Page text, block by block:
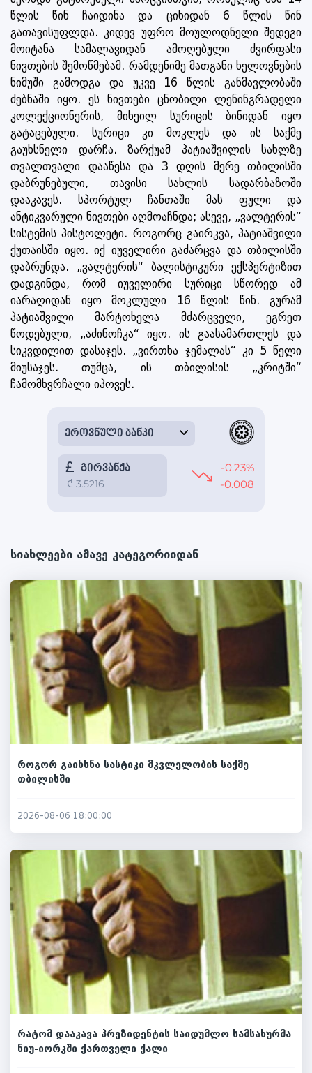
წლის წინ ჩაიდინა და ციხიდან 6 წლის წინ
გათავისუფლდა. კიდევ უფრო მოულოდნელი შედეგი
მოიტანა სამალავიდან ამოღებული ძვირფასი
ნივთების შემოწმებამ. რამდენიმე მათგანი ხელოვნების
ნიმუში გამოდგა და უკვე 16 წლის განმავლობაში
ძებნაში იყო. ეს ნივთები ცნობილი ლენინგრადელი
კოლექციონერის, მიხეილ სურიცის ბინიდან იყო
გატაცებული. სურიცი კი მოკლეს და ის საქმე
გაუხსნელი დარჩა. ზარქუამ პატიაშვილის სახლზე
თვალთვალი დააწესა და 3 დღის მერე თბილისში
დაბრუნებული, თავისი სახლის სადარბაზოში
დააკავეს. სპორტულ ჩანთაში მას ფული და
ანტიკვარული ნივთები აღმოაჩნდა; ასევე, „ვალტერის“
სისტემის პისტოლეტი. როგორც გაირკვა, პატიაშვილი
ქუთაისში იყო. იქ იუველირი გაძარცვა და თბილისში
დაბრუნდა. „ვალტერის“ ბალისტიკური ექსპერტიზით
დადგინდა, რომ იუველირი სურიცი სწორედ ამ
იარაღიდან იყო მოკლული 16 წლის წინ. გურამ
პატიაშვილი მარტოხელა მძარცველი, ეგრეთ
წოდებული, „აძინოჩკა“ იყო. ის გაასამართლეს და
სიკვდილით დასაჯეს. „ვირთხა ჯემალას“ კი 5 წელი
მიუსაჯეს. თუმცა, ის თბილისის „კრიტში“
ჩამომხვრჩალი იპოვეს.
სიახლეები ამავე კატეგორიიდან
როგორ გაიხსნა სასტიკი მკვლელობის საქმე
თბილისში
2026-08-06 18:00:00
რატომ დააკავა პრეზიდენტის საიდუმლო სამსახურმა
ნიუ-იორკში ქართველი ქალი